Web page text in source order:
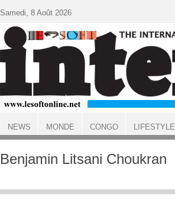
ACCUEIL
Benjamin Litsani Choukran
Samedi, 8 Août 2026
NEWS MONDE CONGO LIFESTYLE